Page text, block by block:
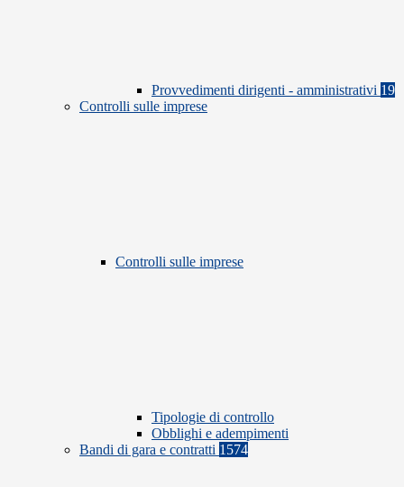
Provvedimenti dirigenti - amministrativi 19
Controlli sulle imprese
Controlli sulle imprese
Tipologie di controllo
Obblighi e adempimenti
Bandi di gara e contratti 1574